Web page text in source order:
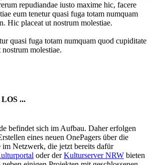
repudiandae iusto maxime hic, facere
eum tenetur quasi fuga totam numquam
Hic placeat ut nostrum molestiae.
quasi fuga totam numquam quod cupiditate
molestiae.
...
befindet sich im Aufbau. Daher erfolgen
eines neuen OnePagers über die
im Netzwerk, die jetzt bereits dafür
oder derKulturserver NRW bieten